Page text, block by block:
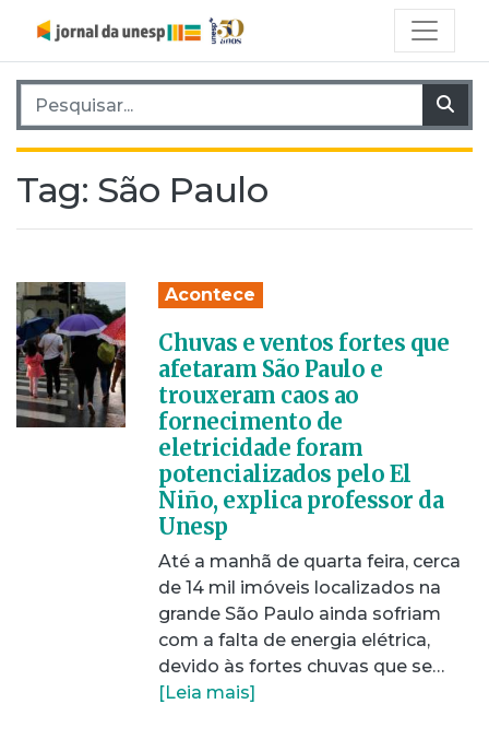
Pesquisar por:
Tag: São Paulo
Acontece
Chuvas e ventos fortes que
afetaram São Paulo e
trouxeram caos ao
fornecimento de
eletricidade foram
potencializados pelo El
Niño, explica professor da
Unesp
Até a manhã de quarta feira, cerca
de 14 mil imóveis localizados na
grande São Paulo ainda sofriam
com a falta de energia elétrica,
devido às fortes chuvas que se…
[Leia mais]